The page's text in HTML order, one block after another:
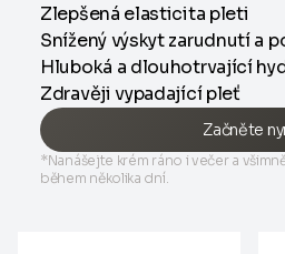
Zlepšená elasticita pleti
Snížený výskyt zarudnutí a
Hluboká a dlouhotrvající
Zdravěji vypadající pleť
Začněte
*Nanášejte krém ráno i večer a
během několika dní.